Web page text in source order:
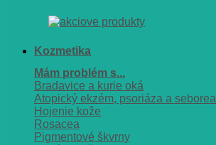
Kozmetika
Mám problém s...
Bradavice a kurie oká
Atopický ekzém, psoriáza a seborea
Hojenie kože
Rosacea
Pigmentové škvrny